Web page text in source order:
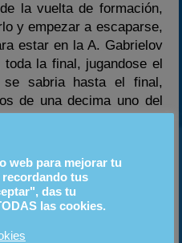
la vuelta de formación,
y empezar a escaparse,
estar en la A. Gabrielov
la final, jugandose el
sabria hasta el final,
de una decima uno del
poco a poco y ser su
Los que le seguian se
buenas luchas
carrera tambien pasarian
web para mejorar tu
recordando tus
das tu
las cookies.